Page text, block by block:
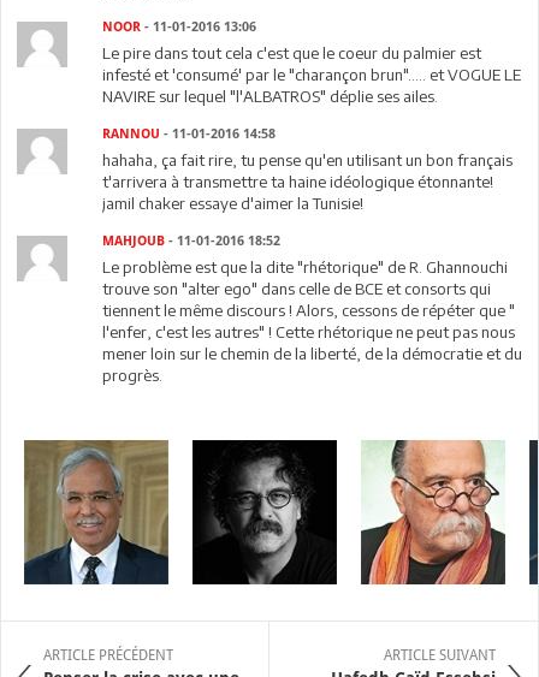
NOOR - 11-01-2016 13:06
Le pire dans tout cela c'est que le coeur du palmier est
infesté et 'consumé' par le "charançon brun"..... et VOGUE LE
NAVIRE sur lequel "l'ALBATROS" déplie ses ailes.
RANNOU - 11-01-2016 14:58
hahaha, ça fait rire, tu pense qu'en utilisant un bon français
t'arrivera à transmettre ta haine idéologique étonnante!
jamil chaker essaye d'aimer la Tunisie!
MAHJOUB - 11-01-2016 18:52
Le problème est que la dite "rhétorique" de R. Ghannouchi
trouve son "alter ego" dans celle de BCE et consorts qui
tiennent le même discours ! Alors, cessons de répéter que "
l'enfer, c'est les autres" ! Cette rhétorique ne peut pas nous
mener loin sur le chemin de la liberté, de la démocratie et du
progrès.
ARTICLE PRÉCÉDENT ARTICLE SUIVANT